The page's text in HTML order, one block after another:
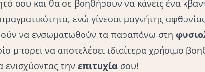
σου και θα σε βοηθήσουν να κάνεις ένα
ενώ γίνεσαι μαγνήτης
να ενσωματωθούν τα παραπάνω στη
μπορεί να αποτελέσει ιδιαίτερα χρήσιμο
ενισχύοντας την επιτυχία σου!